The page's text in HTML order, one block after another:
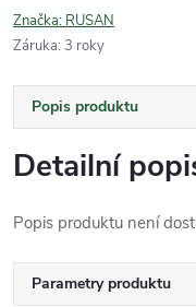
Značka: RUSAN
Záruka: 3 roky
Popis produktu
Detailní
Popis produktu není
Parametry produktu